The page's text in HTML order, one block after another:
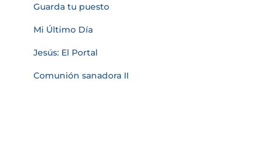
Guarda tu puesto
Mi Último Día
Jesús: El Portal
Comunión sanadora II